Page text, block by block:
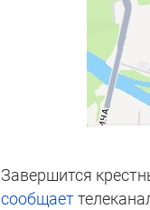
Завершится
сообщает